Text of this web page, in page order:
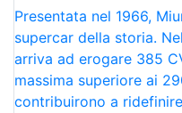
Presentata nel 1966,
supercar della storia.
arriva ad erogare 385
massima superiore ai
contribuirono a